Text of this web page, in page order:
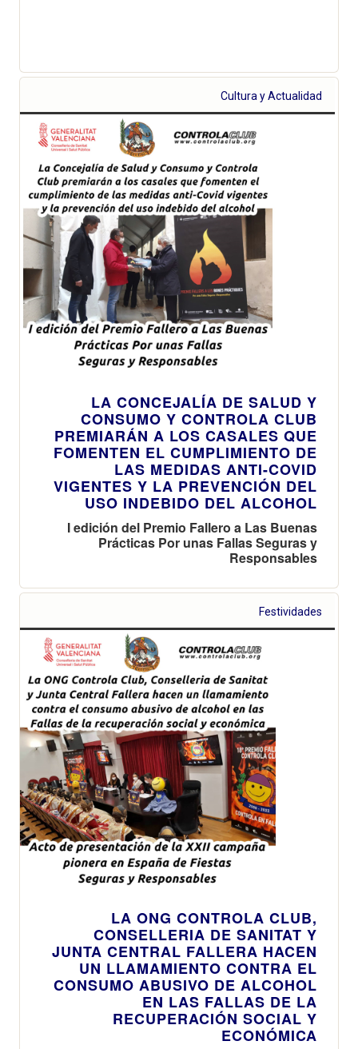
Cultura y Actualidad
LA CONCEJALÍA DE SALUD Y
CONSUMO Y CONTROLA CLUB
PREMIARÁN A LOS CASALES QUE
FOMENTEN EL CUMPLIMIENTO DE
LAS MEDIDAS ANTI-COVID
VIGENTES Y LA PREVENCIÓN DEL
USO INDEBIDO DEL ALCOHOL
I edición del Premio Fallero a Las Buenas
Prácticas Por unas Fallas Seguras y
Responsables
Festividades
LA ONG CONTROLA CLUB,
CONSELLERIA DE SANITAT Y
JUNTA CENTRAL FALLERA HACEN
UN LLAMAMIENTO CONTRA EL
CONSUMO ABUSIVO DE ALCOHOL
EN LAS FALLAS DE LA
RECUPERACIÓN SOCIAL Y
ECONÓMICA